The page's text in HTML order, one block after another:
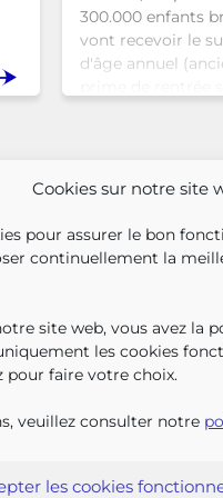
Cookies sur notre site
pour assurer le bon
continuellement la
site web, vous avez la
les cookies
pour faire votre choix.
veuillez consulter notre
les cookies
300.000 enfants
vont recevoir le
d'âge annuel
prime de rentrée